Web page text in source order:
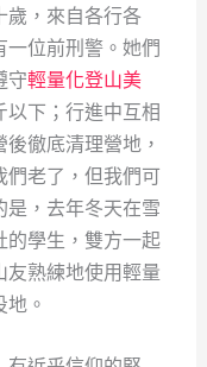
歲，來自各行各
一位前刑警。她們
守輕量化登山美
下；行進中互相
徹底清理營地，
老了，但我們可
，去年冬天在雪
的學生，雙方一起
友熟練地使用輕量
。